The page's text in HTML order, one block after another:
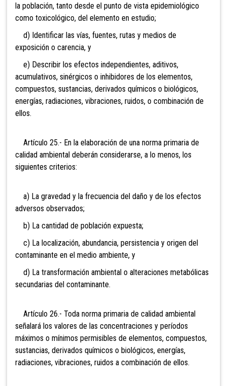
la población, tanto desde el punto de vista epidemiológico
como toxicológico, del elemento en estudio;
d) Identificar las vías, fuentes, rutas y medios de
exposición o carencia, y
e) Describir los efectos independientes, aditivos,
acumulativos, sinérgicos o inhibidores de los elementos,
compuestos, sustancias, derivados químicos o biológicos,
energías, radiaciones, vibraciones, ruidos, o combinación de
ellos.
Artículo 25.- En la elaboración de una norma primaria de
calidad ambiental deberán considerarse, a lo menos, los
siguientes criterios:
a) La gravedad y la frecuencia del daño y de los efectos
adversos observados;
b) La cantidad de población expuesta;
c) La localización, abundancia, persistencia y origen del
contaminante en el medio ambiente, y
d) La transformación ambiental o alteraciones metabólicas
secundarias del contaminante.
Artículo 26.- Toda norma primaria de calidad ambiental
señalará los valores de las concentraciones y períodos
máximos o mínimos permisibles de elementos, compuestos,
sustancias, derivados químicos o biológicos, energías,
radiaciones, vibraciones, ruidos a combinación de ellos.